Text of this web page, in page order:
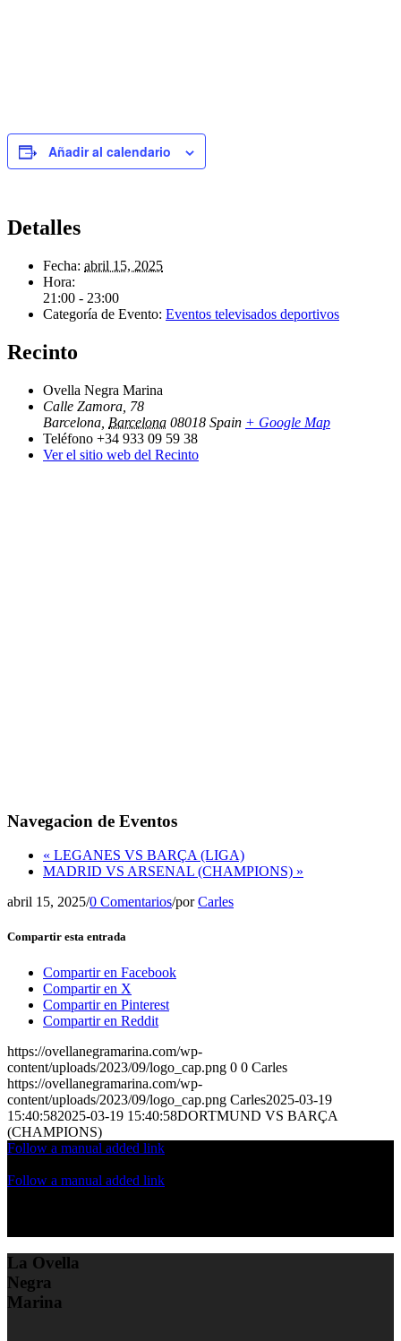
Añadir al calendario
Detalles
Fecha: abril 15, 2025
Hora:
21:00 - 23:00
Categoría de Evento: Eventos televisados deportivos
Recinto
Ovella Negra Marina
Calle Zamora, 78
Barcelona Barcelona 08018 Spain + Google Map
Teléfono +34 933 09 59 38
Ver el sitio web del Recinto
Navegacion de Eventos
« LEGANES VS BARÇA (LIGA)
MADRID VS ARSENAL (CHAMPIONS) »
abril 15, 2025/0 Comentarios/porCarles
Compartir esta entrada
Compartir en Facebook
Compartir en X
Compartir en Pinterest
Compartir en Reddit
https://ovellanegramarina.com/wp-
content/uploads/2023/09/logo_cap.png 0 0 Carles
https://ovellanegramarina.com/wp-
content/uploads/2023/09/logo_cap.png Carles2025-03-19
15:40:582025-03-19 15:40:58DORTMUND VS BARÇA
(CHAMPIONS)
Follow a manual added link
Follow a manual added link
La Ovella
Negra
Marina